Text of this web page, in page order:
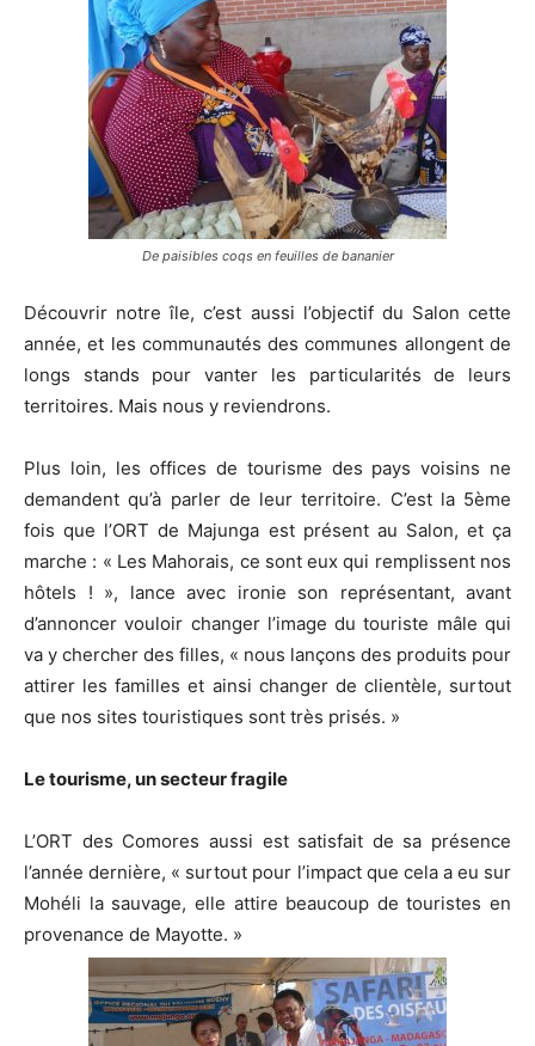
De paisibles coqs en feuilles de bananier
Découvrir notre île, c’est aussi l’objectif du Salon cette
année, et les communautés des communes allongent de
longs stands pour vanter les particularités de leurs
territoires. Mais nous y reviendrons.
Plus loin, les offices de tourisme des pays voisins ne
demandent qu’à parler de leur territoire. C’est la 5ème
fois que l’ORT de Majunga est présent au Salon, et ça
marche : « Les Mahorais, ce sont eux qui remplissent nos
hôtels ! », lance avec ironie son représentant, avant
d’annoncer vouloir changer l’image du touriste mâle qui
va y chercher des filles, « nous lançons des produits pour
attirer les familles et ainsi changer de clientèle, surtout
que nos sites touristiques sont très prisés. »
Le tourisme, un secteur fragile
L’ORT des Comores aussi est satisfait de sa présence
l’année dernière, « surtout pour l’impact que cela a eu sur
Mohéli la sauvage, elle attire beaucoup de touristes en
provenance de Mayotte. »